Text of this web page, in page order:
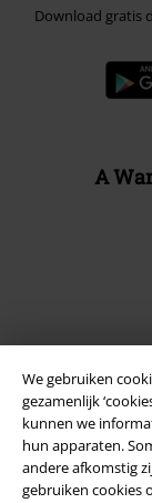
We gebruiken
gezamenlijk
kunnen we
hun apparaten.
andere afkomstig
gebruiken cookies
Download gratis
A